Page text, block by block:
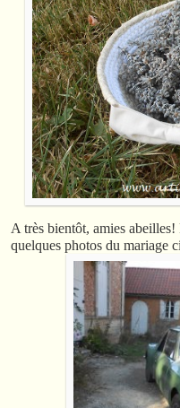
A très bientôt, amies
quelques photos du mariage